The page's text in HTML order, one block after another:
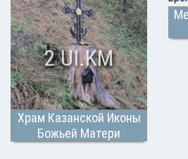
Храм Казанской Иконы
Божьей Матери
2 UI.KM